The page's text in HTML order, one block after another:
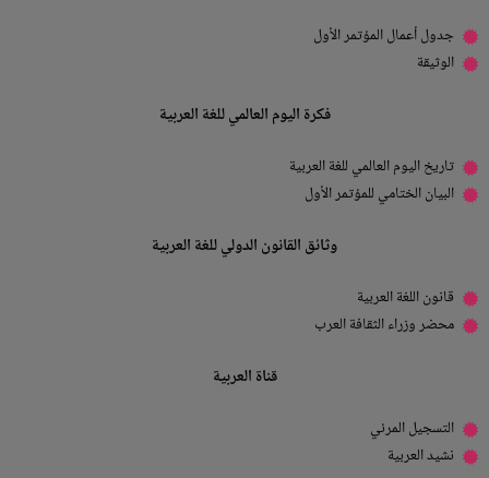
جدول أعمال المؤتمر الأول
الوثيقة
فكرة اليوم العالمي للغة العربية
تاريخ اليوم العالمي للغة العربية
البيان الختامي للمؤتمر الأول
وثائق القانون الدولي للغة العربية
قانون اللغة العربية
محضر وزراء الثقافة العرب
قناة العربية
التسجيل المرئي
نشيد العربية